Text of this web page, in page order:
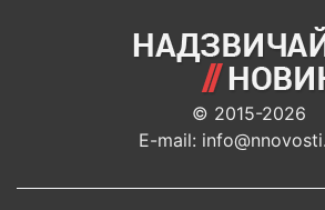
© 2015-2026
E-mail: